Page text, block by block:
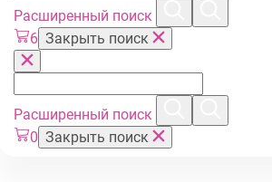
Расширенный поиск
6 Закрыть поиск
Расширенный поиск
0 Закрыть поиск